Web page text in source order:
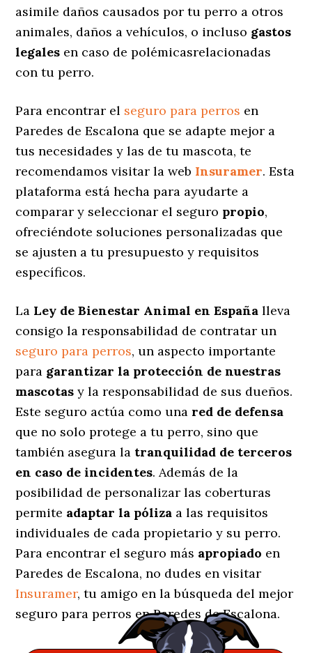
asimile daños causados por tu perro a otros
animales, daños a vehículos, o incluso gastos
legales en caso de polémicasrelacionadas
con tu perro.
Para encontrar el seguro para perros en
Paredes de Escalona que se adapte mejor a
tus necesidades y las de tu mascota, te
recomendamos visitar la web Insuramer. Esta
plataforma está hecha para ayudarte a
comparar y seleccionar el seguro propio,
ofreciéndote soluciones personalizadas que
se ajusten a tu presupuesto y requisitos
específicos.
La Ley de Bienestar Animal en España lleva
consigo la responsabilidad de contratar un
seguro para perros, un aspecto importante
para garantizar la protección de nuestras
mascotas y la responsabilidad de sus dueños.
Este seguro actúa como una red de defensa
que no solo protege a tu perro, sino que
también asegura la tranquilidad de terceros
en caso de incidentes. Además de la
posibilidad de personalizar las coberturas
permite adaptar la póliza a las requisitos
individuales de cada propietario y su perro.
Para encontrar el seguro más apropiado en
Paredes de Escalona, no dudes en visitar
Insuramer, tu amigo en la búsqueda del mejor
seguro para perros en Paredes de Escalona.